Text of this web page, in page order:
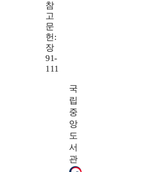
참
고
문
헌:
장
91-
111
국
립
중
앙
도
서
관